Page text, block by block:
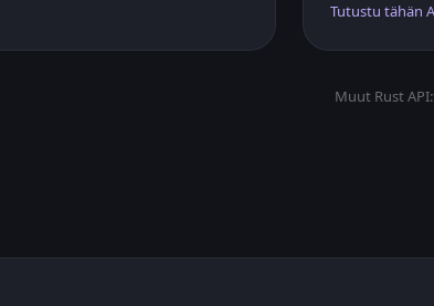
Tutustu tähän
Muut Rust